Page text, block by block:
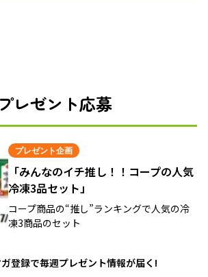
プレゼント応募
プレゼント企画
「みんなのイチ推し！！コープの人気
冷凍3品セット」
コープ商品の“推し”ランキングで人気の冷
凍3商品のセット
登録で毎週プレゼント情報が届く!